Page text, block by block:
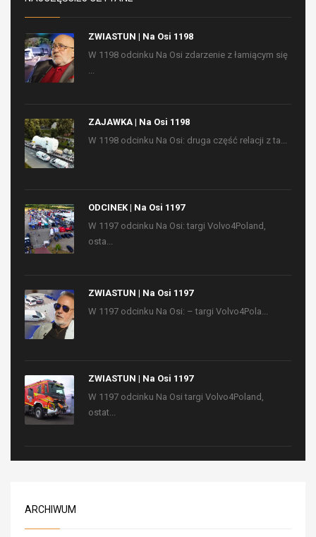
ZWIASTUN | Na Osi 1198
W 1198 odcinku Na Osi zdarzenie z łamiącym się
ZAJAWKA | Na Osi 1198
W 1198 odcinku Na Osi: druga część relacji z ta...
ODCINEK | Na Osi 1197
W 1197 odcinku Na Osi: targi Volvo4Poland,
osta...
ZWIASTUN | Na Osi 1197
W 1197 odcinku Na Osi: – targi Volvo4Pola...
ZWIASTUN | Na Osi 1197
W 1197 odcinku Na Osi targi Volvo4Poland,
ostat...
ARCHIWUM